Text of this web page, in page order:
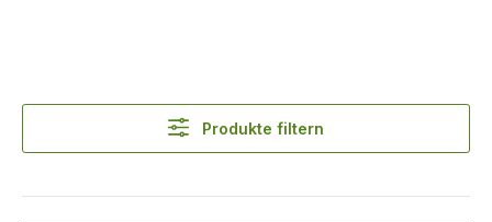
Produkte filtern